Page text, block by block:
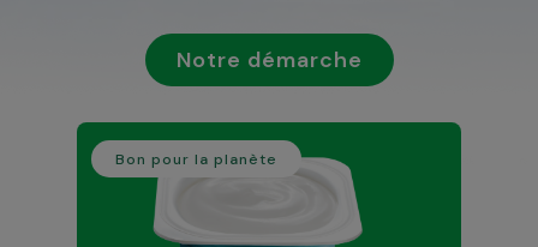
Notre démarche
Bon pour la planète